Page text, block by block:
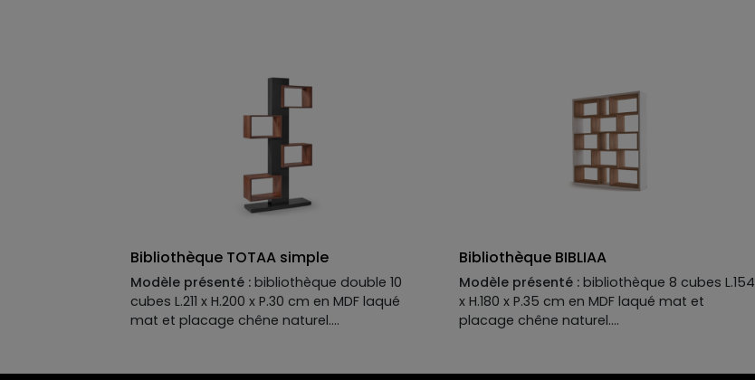
tout dans une parfaite harmonie. A
personnaliser en termes de matières, de
coloris, de dimensions !
Bibliothèque TOTAA simple
Modèle présenté : bibliothèque double 10
cubes L.211 x H.200 x P.30 cm en MDF laqué
mat et placage chêne naturel.
Bibliothèque BIBLIAA
Modèle présenté :bibliothèque 8 cubes L.154
x H.180 x P.35 cm en MDF laqué mat et
placage chêne naturel.